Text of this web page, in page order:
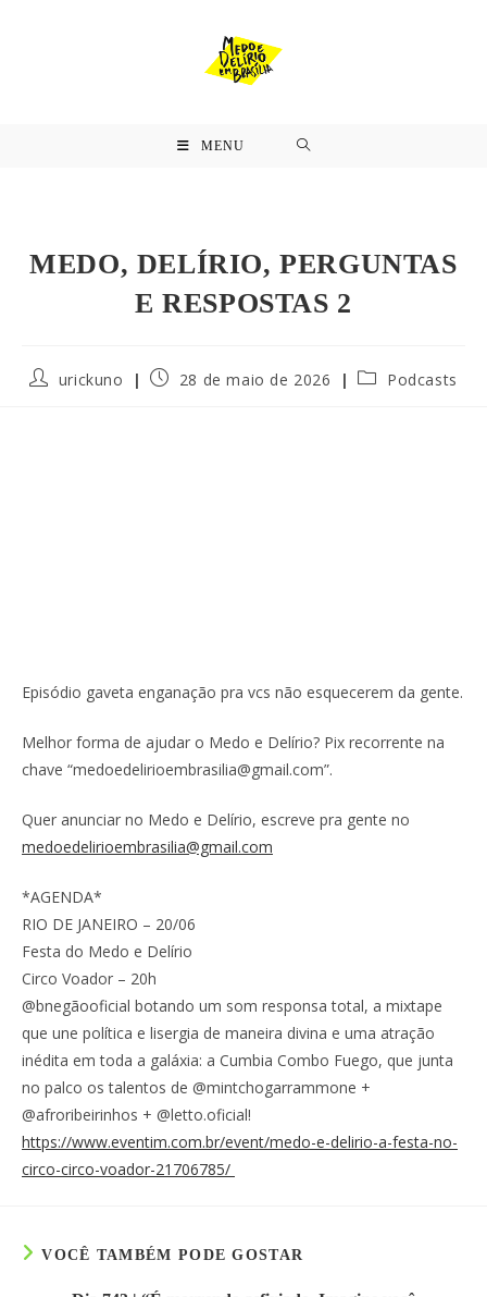
MENU
MEDO, DELÍRIO, PERGUNTAS
E RESPOSTAS 2
urickuno 28 de maio de 2026 Podcasts
Episódio gaveta enganação pra vcs não esquecerem da gente.
Melhor forma de ajudar o Medo e Delírio? Pix recorrente na
chave “medoedelirioembrasilia@gmail.com”.
Quer anunciar no Medo e Delírio, escreve pra gente no
medoedelirioembrasilia@gmail.com
*AGENDA*
RIO DE JANEIRO – 20/06
Festa do Medo e Delírio
Circo Voador – 20h
@bnegãooficial botando um som responsa total, a mixtape
que une política e lisergia de maneira divina e uma atração
inédita em toda a galáxia: a Cumbia Combo Fuego, que junta
no palco os talentos de @mintchogarrammone +
@afroribeirinhos + @letto.oficial!
https://www.eventim.com.br/event/medo-e-delirio-a-festa-no-
circo-circo-voador-21706785/
VOCÊ TAMBÉM PODE GOSTAR